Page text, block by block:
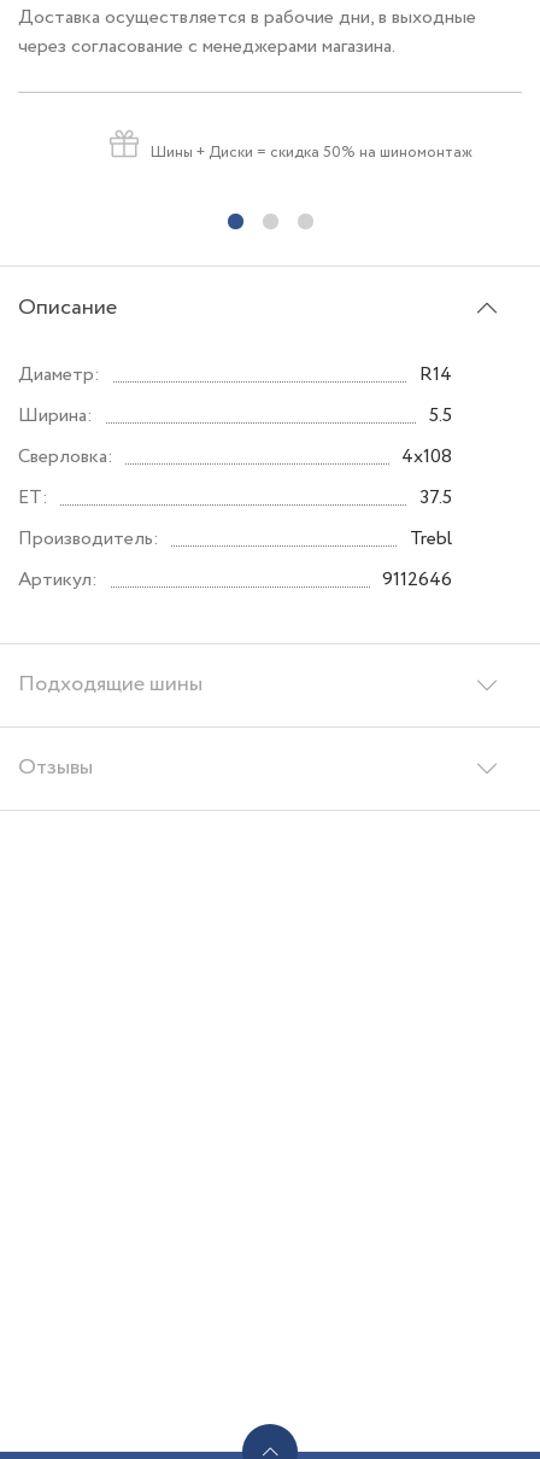
Доставка осуществляется в рабочие дни, в выходные
через согласование с менеджерами магазина.
Шины + Диски = скидка 50% на шиномонтаж
Описание
Подходящие шины
Отзывы
Диаметр:
R14
Ширина:
5.5
Сверловка:
4x108
ET:
37.5
Производитель:
Trebl
Артикул:
9112646